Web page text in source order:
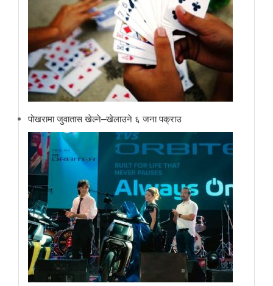
पोखरामा जुवातास खेल्ने–खेलाउने ६ जना पक्राउ